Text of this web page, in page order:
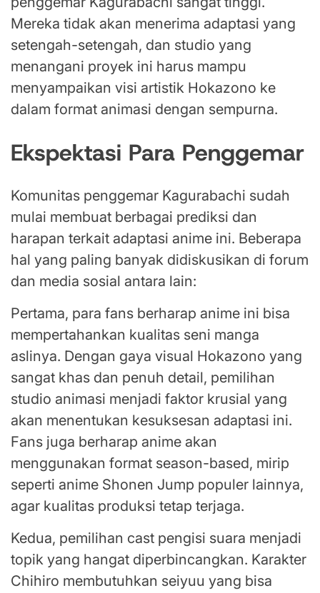
Mereka tidak akan menerima adaptasi yang
setengah-setengah, dan studio yang
menangani proyek ini harus mampu
menyampaikan visi artistik Hokazono ke
dalam format animasi dengan sempurna.
Ekspektasi Para Penggemar
Komunitas penggemar Kagurabachi sudah
mulai membuat berbagai prediksi dan
harapan terkait adaptasi anime ini. Beberapa
hal yang paling banyak didiskusikan di forum
dan media sosial antara lain:
Pertama, para fans berharap anime ini bisa
mempertahankan kualitas seni manga
aslinya. Dengan gaya visual Hokazono yang
sangat khas dan penuh detail, pemilihan
studio animasi menjadi faktor krusial yang
akan menentukan kesuksesan adaptasi ini.
Fans juga berharap anime akan
menggunakan format season-based, mirip
seperti anime Shonen Jump populer lainnya,
agar kualitas produksi tetap terjaga.
Kedua, pemilihan cast pengisi suara menjadi
topik yang hangat diperbincangkan. Karakter
Chihiro membutuhkan seiyuu yang bisa